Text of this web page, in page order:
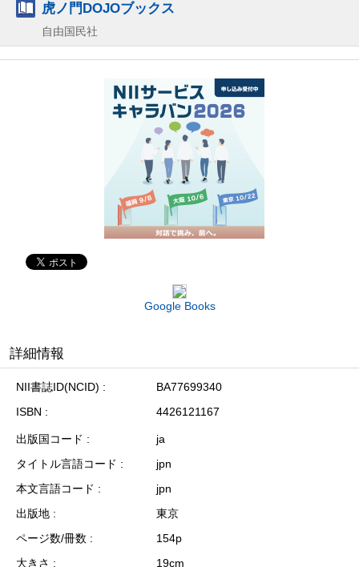
虎ノ門DOJOブックス
自由国民社
Google Books
詳細情報
NII書誌ID(NCID)
BA77699340
ISBN
4426121167
出版国コード
ja
タイトル言語コード
jpn
本文言語コード
jpn
出版地
東京
ページ数/冊数
154p
大きさ
19cm